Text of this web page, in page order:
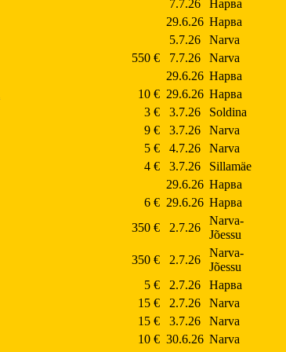
7.7.26 Нарва
29.6.26 Нарва
5.7.26 Narva
550 € 7.7.26 Narva
29.6.26 Нарва
10 € 29.6.26 Нарва
3 € 3.7.26 Soldina
9 € 3.7.26 Narva
5 € 4.7.26 Narva
4 € 3.7.26 Sillamäe
29.6.26 Нарва
6 € 29.6.26 Нарва
350 € 2.7.26
Narva-
Jõessu
350 € 2.7.26
Narva-
Jõessu
5 € 2.7.26 Нарва
15 € 2.7.26 Narva
15 € 3.7.26 Narva
10 € 30.6.26 Narva